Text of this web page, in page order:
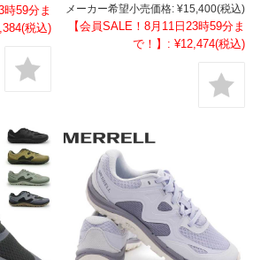
時59分ま
(税込)
メーカー希望小売価格: ¥15,400(税込)
【会員SALE！8月11日23時59分ま
で！】: ¥12,474(税込)